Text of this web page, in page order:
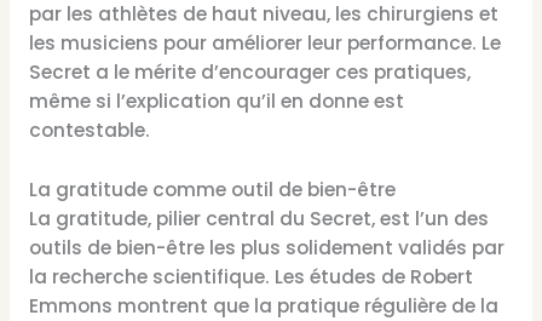
par les athlètes de haut niveau, les chirurgiens et
les musiciens pour améliorer leur performance. Le
Secret a le mérite d’encourager ces pratiques,
même si l’explication qu’il en donne est
contestable.
La gratitude comme outil de bien-être
La gratitude, pilier central du Secret, est l’un des
outils de bien-être les plus solidement validés par
la recherche scientifique. Les études de Robert
Emmons montrent que la pratique régulière de la